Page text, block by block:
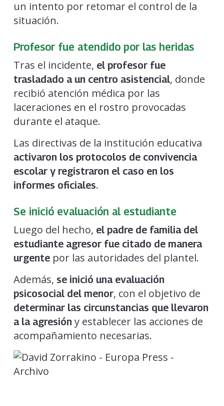
un intento por retomar el control de la
situación.
Profesor fue atendido por las heridas
Tras el incidente, el profesor fue
trasladado a un centro asistencial, donde
recibió atención médica por las
laceraciones en el rostro provocadas
durante el ataque.
Las directivas de la institución educativa
activaron los protocolos de convivencia
escolar y registraron el caso en los
informes oficiales.
Se inició evaluación al estudiante
Luego del hecho, el padre de familia del
estudiante agresor fue citado de manera
urgentepor las autoridades del plantel.
Además, se inició una evaluación
psicosocial del menor, con el objetivo de
determinar las circunstancias que llevaron
a la agresión y establecer las acciones de
acompañamiento necesarias.